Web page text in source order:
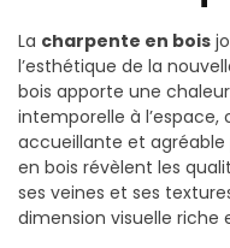
La charpente en bois
l’esthétique de la
bois apporte une
intemporelle à
accueillante et agréable
en bois révèlent les
ses veines et ses
dimension visuelle riche